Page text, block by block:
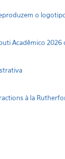
o
Acadêmico
à la